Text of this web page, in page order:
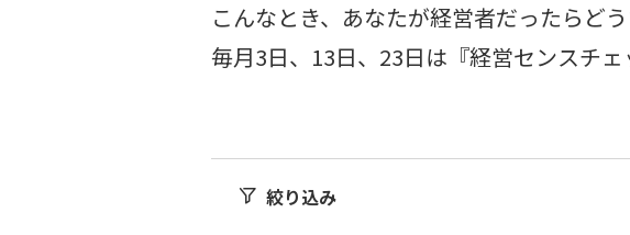
こんなとき、あなたが経営者だったらど
毎月3日、13日、23日は『経営センスチ
絞り込み